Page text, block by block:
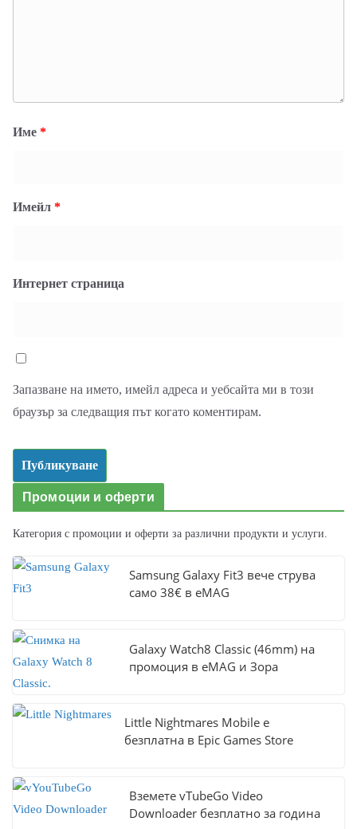
Име *
Имейл *
Интернет страница
Запазване на името, имейл адреса и уебсайта ми в този
браузър за следващия път когато коментирам.
Промоции и оферти
Категория с промоции и оферти за различни продукти и услуги.
Samsung Galaxy Fit3 вече струва
само 38€ в eMAG
Galaxy Watch8 Classic (46mm) на
промоция в eMAG и Зора
Little Nightmares Mobile е
безплатна в Epic Games Store
Вземете vTubeGo Video
Downloader безплатно за година